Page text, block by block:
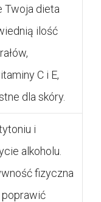
Twoja dieta
ilość
C i E,
dla skóry.
i
alkoholu.
fizyczna